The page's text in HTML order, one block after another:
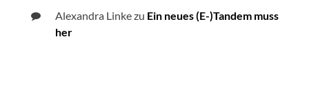
Alexandra Linkezu Ein neues (E-)Tandem muss
her